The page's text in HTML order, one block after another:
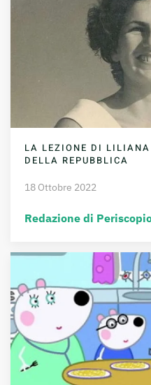
LA LEZIONE DI LILIANA
DELLA REPUBBLICA
18 Ottobre 2022
Redazione di